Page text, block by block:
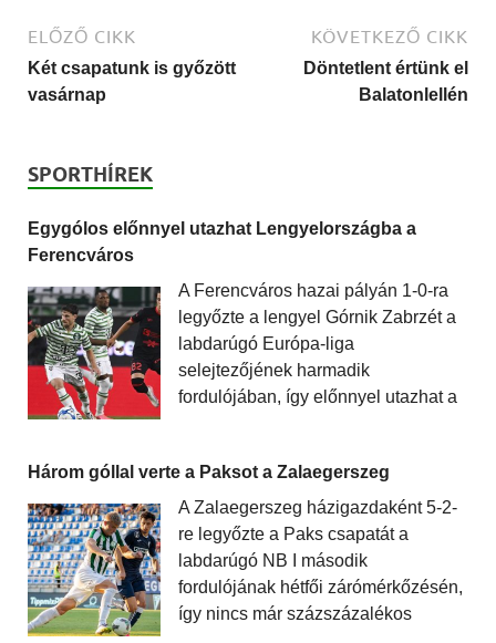
ELŐZŐ CIKK
Két csapatunk is győzött
vasárnap
KÖVETKEZŐ CIKK
Döntetlent értünk el
Balatonlellén
SPORTHÍREK
Egygólos előnnyel utazhat Lengyelországba a
Ferencváros
A Ferencváros hazai pályán 1-0-ra
legyőzte a lengyel Górnik Zabrzét a
labdarúgó Európa-liga
selejtezőjének harmadik
fordulójában, így előnnyel utazhat a
Három góllal verte a Paksot a Zalaegerszeg
A Zalaegerszeg házigazdaként 5-2-
re legyőzte a Paks csapatát a
labdarúgó NB I második
fordulójának hétfői zárómérkőzésén,
így nincs már százszázalékos